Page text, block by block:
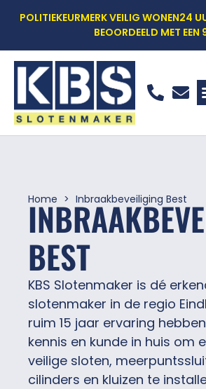
POLITIEKEURMERK VEILIG WONEN24
BEOORDEELD MET EEN
Home Inbraakbeveiliging Best
BEST
KBS Slotenmaker is dé
slotenmaker in de regio
ruim 15 jaar ervaring
kennis en kunde in huis om
veilige sloten,
cilinders en kluizen te